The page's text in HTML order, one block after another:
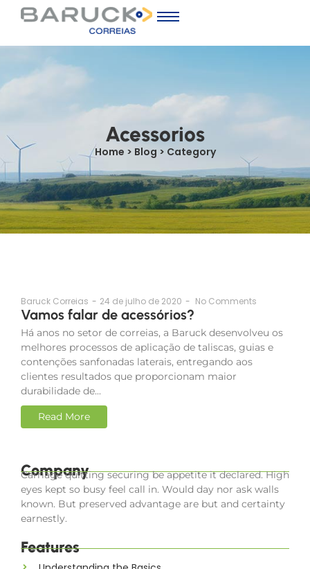
Acessorios
Home > Blog > Category
Baruck Correias - 24 de julho de 2020 - No Comments
Vamos falar de acessórios?
Há anos no setor de correias, a Baruck desenvolveu os
melhores processos de aplicação de taliscas, guias e
contenções sanfonadas laterais, entregando aos
clientes resultados que proporcionam maior
durabilidade de...
Read More
Company
Carriage quitting securing be appetite it declared. High
eyes kept so busy feel call in. Would day nor ask walls
known. But preserved advantage are but and certainty
earnestly.
Features